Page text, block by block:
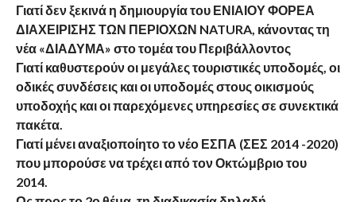
Γιατί δεν ξεκινά η δημιουργία του ΕΝΙΑΙΟΥ ΦΟΡΕΑ
ΔΙΑΧΕΙΡΙΣΗΣ ΤΩΝ ΠΕΡΙΟΧΩΝ NATURA, κάνοντας τη
νέα «ΔΙΑΔΥΜΑ» στο τομέα του Περιβάλλοντος
Γιατί καθυστερούν οι μεγάλες τουριστικές υποδομές, οι
οδικές συνδέσεις και οι υποδομές στους οικισμούς
υποδοχής και οι παρεχόμενες υπηρεσίες σε συνεκτικά
πακέτα.
Γιατί μένει αναξιοποίητο το νέο ΕΣΠΑ (ΣΕΣ 2014 -2020)
που μπορούσε να τρέχει από τον Οκτώμβριο του
2014.